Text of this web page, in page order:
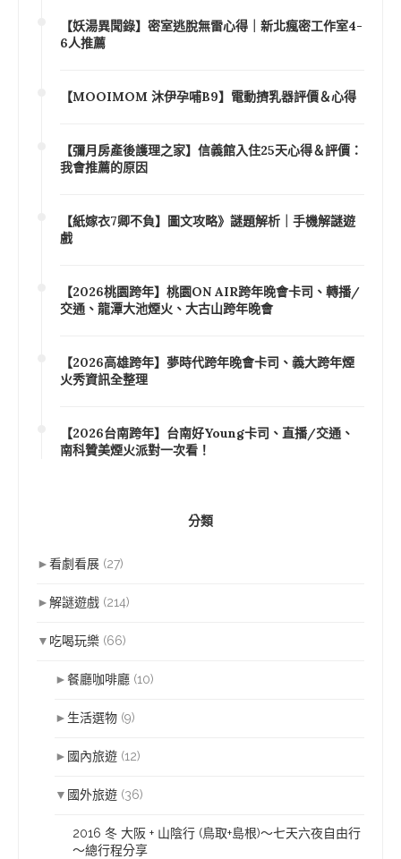
【妖湯異聞錄】密室逃脫無雷心得｜新北瘋密工作室4-
6人推薦
【MOOIMOM 沐伊孕哺B9】電動擠乳器評價＆心得
【彌月房產後護理之家】信義館入住25天心得＆評價：
我會推薦的原因
【紙嫁衣7卿不負】圖文攻略》謎題解析｜手機解謎遊
戲
【2026桃園跨年】桃園ON AIR跨年晚會卡司、轉播/
交通、龍潭大池煙火、大古山跨年晚會
【2026高雄跨年】夢時代跨年晚會卡司、義大跨年煙
火秀資訊全整理
【2026台南跨年】台南好Young卡司、直播/交通、
南科贊美煙火派對一次看！
分類
►看劇看展 (27)
►解謎遊戲 (214)
▼ 吃喝玩樂 (66)
►餐廳咖啡廳 (10)
► 生活選物 (9)
► 國內旅遊 (12)
▼ 國外旅遊 (36)
2016 冬 大阪 + 山陰行 (鳥取+島根)～七天六夜自由行
～總行程分享